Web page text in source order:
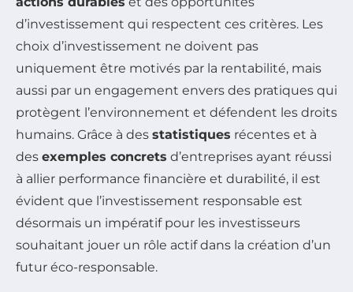
d’investissement qui respectent ces critères. Les
choix d’investissement ne doivent pas
uniquement être motivés par la rentabilité, mais
aussi par un engagement envers des pratiques qui
protègent l’environnement et défendent les droits
humains. Grâce à des statistiques récentes et à
des exemples concrets d’entreprises ayant réussi
à allier performance financière et durabilité, il est
évident que l’investissement responsable est
désormais un impératif pour les investisseurs
souhaitant jouer un rôle actif dans la création d’un
futur éco-responsable.